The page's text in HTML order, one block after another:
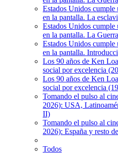
Estados Unidos
en la pantalla. La
Estados Unidos
en la pantalla. La
Estados Unidos
en la pantalla.
Los 90 años de Ken
social por excelencia
Los 90 años de Ken
social por excelencia
Tomando el pulso al
2026): USA,
II)
Tomando el pulso al
2026): España y resto
Todos